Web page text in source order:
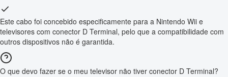
Este cabo foi concebido especificamente para a Nintendo Wii e
televisores com conector D Terminal, pelo que a compatibilidade com
outros dispositivos não é garantida.
O que devo fazer se o meu televisor não tiver conector D Terminal?